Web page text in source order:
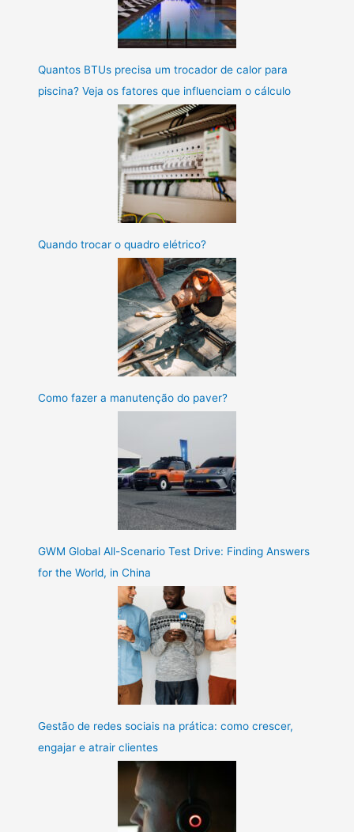
Quantos BTUs precisa um trocador de calor para
piscina? Veja os fatores que influenciam o cálculo
Quando trocar o quadro elétrico?
Como fazer a manutenção do paver?
GWM Global All-Scenario Test Drive: Finding Answers
for the World, in China
Gestão de redes sociais na prática: como crescer,
engajar e atrair clientes